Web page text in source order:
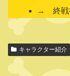
→ 終戦
関
連
キ
ャ
キャラクター紹介